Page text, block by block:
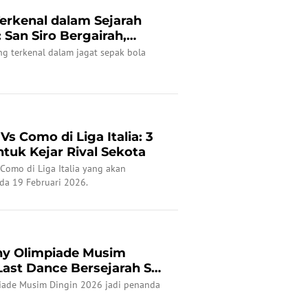
dalam Sejarah
Siro Bergairah,
terkenal dalam jagat sepak bola
Como di Liga Italia: 3
Kejar Rival Sekota
di Liga Italia yang akan
19 Februari 2026.
Olimpiade Musim
Dance Bersejarah San
Musim Dingin 2026 jadi penanda